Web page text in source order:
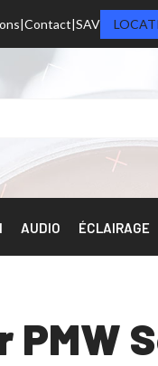
Contact SAV
AUDIO ÉCLAIRAGE